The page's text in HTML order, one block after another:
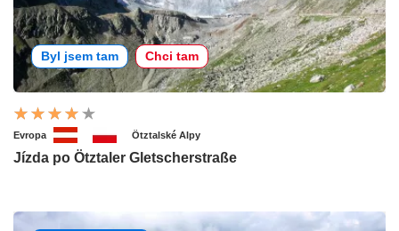
Byl jsem tam Chci tam
Evropa Ötztalské Alpy
Jízda po Ötztaler Gletscherstraße